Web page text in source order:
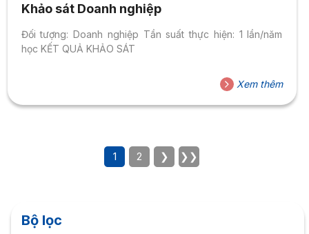
Khảo sát Doanh nghiệp
Đối tượng: Doanh nghiệp Tần suất thực hiện: 1 lần/năm
học KẾT QUẢ KHẢO SÁT
Xem thêm
1 2 ❯ ❯❯
Bộ lọc